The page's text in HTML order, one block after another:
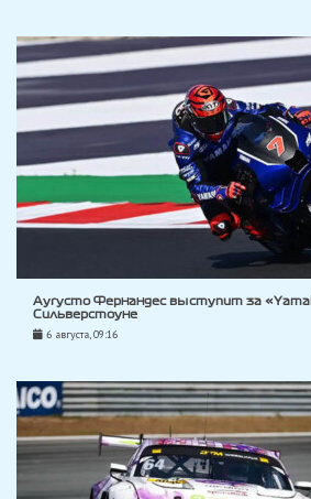
Аугусто Фернандес выступит за
Сильверстоуне
6 августа, 09:16